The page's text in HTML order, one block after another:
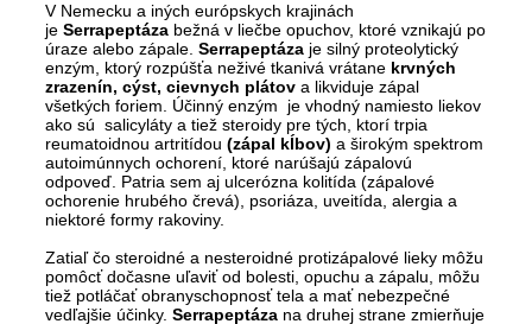
V Nemecku a iných európskych krajinách
je Serrapeptáza bežná v liečbe opuchov, ktoré vznikajú po
úraze alebo zápale. Serrapeptáza je silný proteolytický
enzým, ktorý rozpúšťa neživé tkanivá vrátane krvných
zrazenín, cýst, cievnych plátov a likviduje zápal
všetkých foriem. Účinný enzým je vhodný namiesto liekov
ako sú salicyláty a tiež steroidy pre tých, ktorí trpia
reumatoidnou artritídou (zápal kĺbov) a širokým spektrom
autoimúnnych ochorení, ktoré narúšajú zápalovú
odpoveď. Patria sem aj ulcerózna kolitída (zápalové
ochorenie hrubého črevá), psoriáza, uveitída, alergia a
niektoré formy rakoviny.
Zatiaľ čo steroidné a nesteroidné protizápalové lieky môžu
pomôcť dočasne uľaviť od bolesti, opuchu a zápalu, môžu
tiež potláčať obranyschopnosť tela a mať nebezpečné
vedľajšie účinky. Serrapeptáza na druhej strane zmierňuje